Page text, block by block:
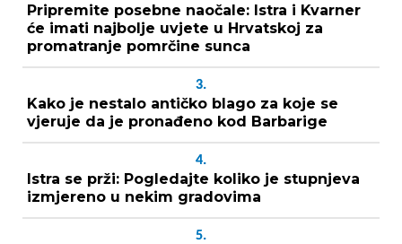
Pripremite posebne naočale: Istra i Kvarner
će imati najbolje uvjete u Hrvatskoj za
promatranje pomrčine sunca
3.
Kako je nestalo antičko blago za koje se
vjeruje da je pronađeno kod Barbarige
4.
Istra se prži: Pogledajte koliko je stupnjeva
izmjereno u nekim gradovima
5.